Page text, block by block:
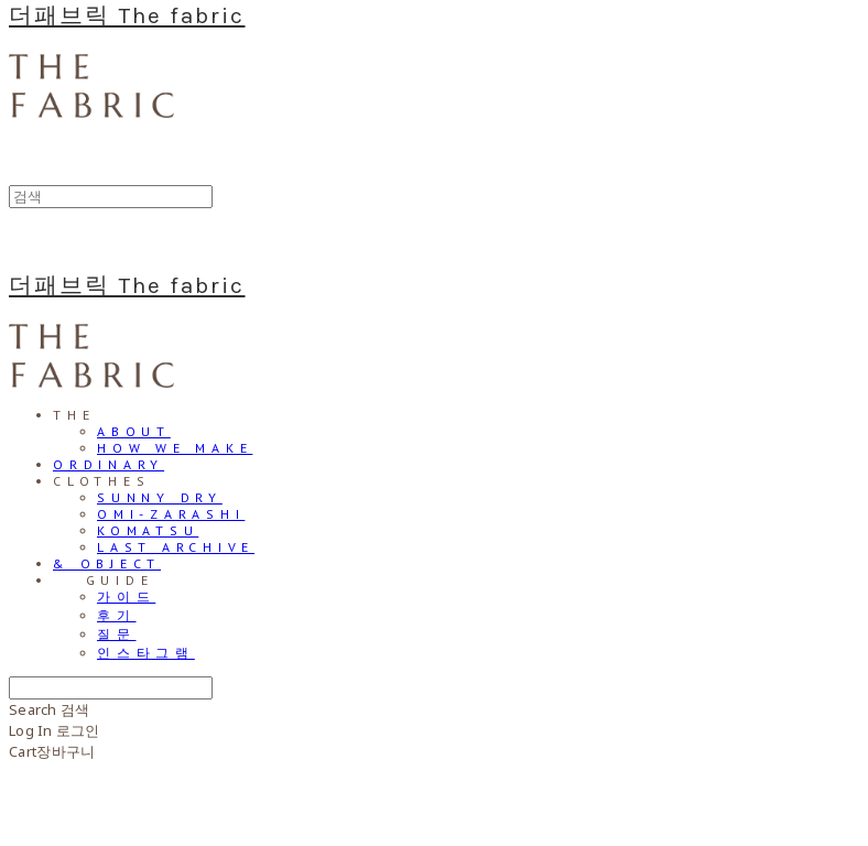
더패브릭 The fabric
더패브릭 The fabric
THE
ABOUT
HOW WE MAKE
ORDINARY
CLOTHES
SUNNY DRY
OMI-ZARASHI
KOMATSU
LAST ARCHIVE
& OBJECT
⠀⠀GUIDE
가이드
후기
질문
인스타그램
Search 검색
Log In 로그인
Cart장바구니